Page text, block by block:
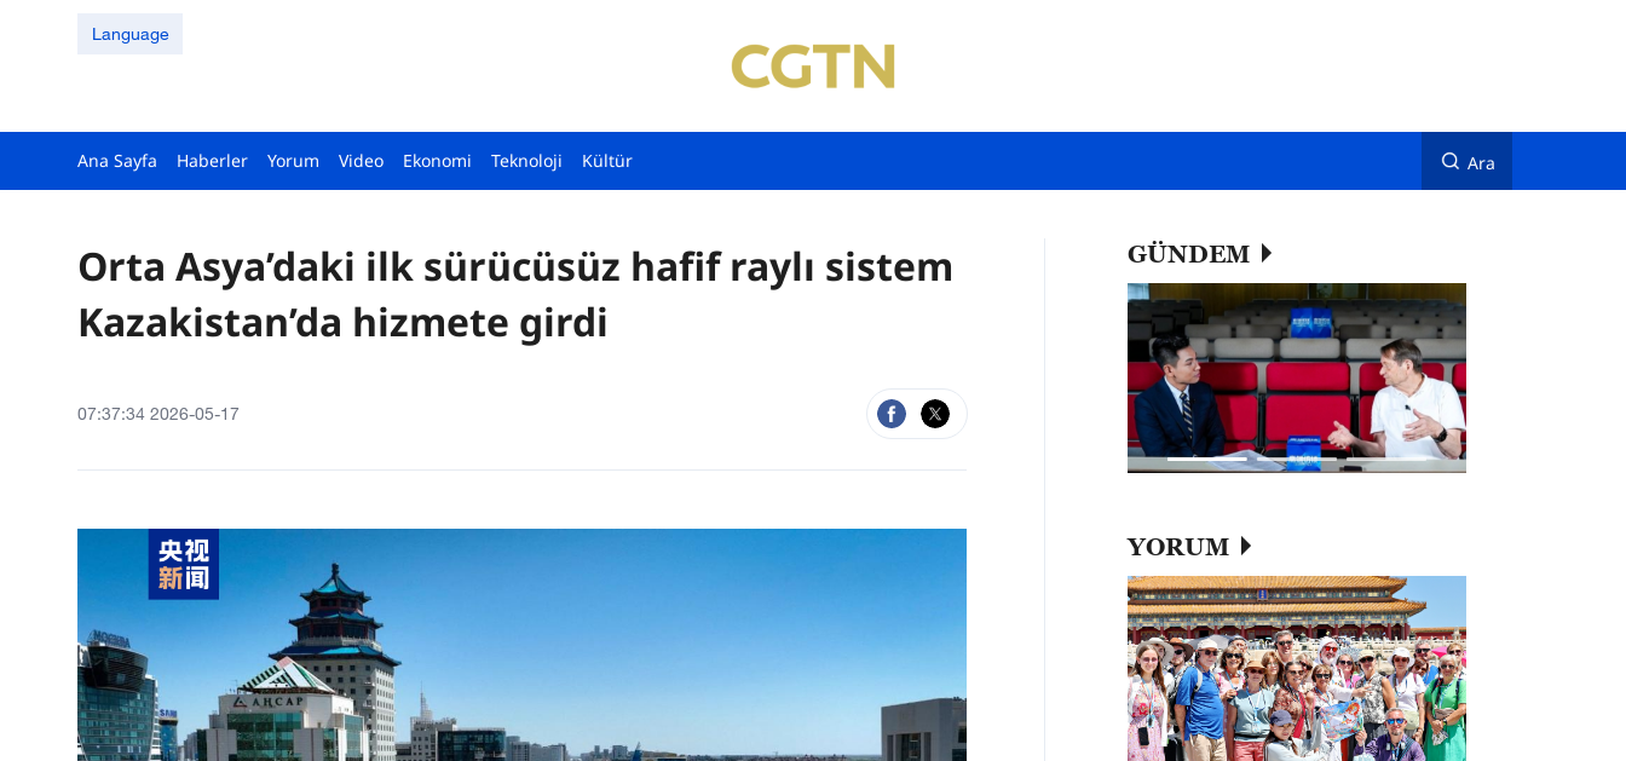
Language
Ana Sayfa Haberler Yorum Video Ekonomi Teknoloji Kültür Ara
Orta Asya’daki ilk sürücüsüz hafif raylı sistem
Kazakistan’da hizmete girdi
07:37:34 2026-05-17
GÜNDEM
YORUM